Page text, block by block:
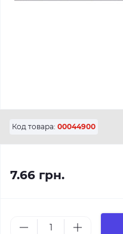
Код товара: 00044900
7.66 грн.